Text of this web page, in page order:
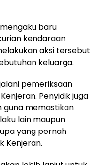
baru
kendaraan
aksi tersebut
keluarga.
pemeriksaan
Penyidik juga
guna memastikan
lain maupun
yang pernah
Kenjeran.